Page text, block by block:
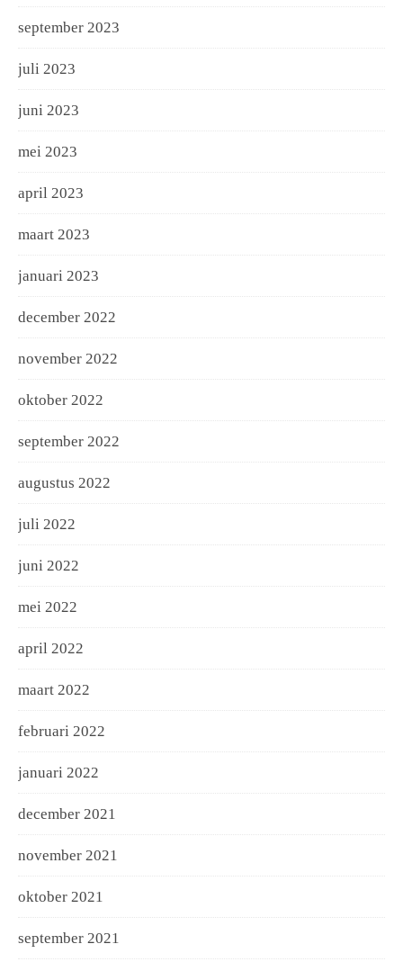
september 2023
juli 2023
juni 2023
mei 2023
april 2023
maart 2023
januari 2023
december 2022
november 2022
oktober 2022
september 2022
augustus 2022
juli 2022
juni 2022
mei 2022
april 2022
maart 2022
februari 2022
januari 2022
december 2021
november 2021
oktober 2021
september 2021